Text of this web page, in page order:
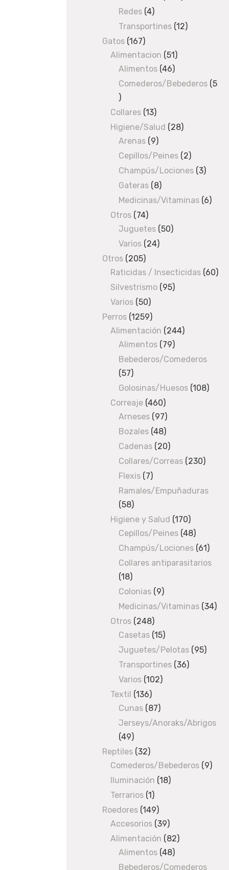
o
r
t
a
a
s
t
o
n
n
a
l
t
o
0
,
4
1
€
T
S
T
K
s
r
í
u
e
t
e
Redes 44
products
Transportines 1212
Gatos 167167
products
Alimentacion 5151
Alimentos 4646
products
Comederos/Bebederos 5
5
products
Collares 1313
products
Higiene/Salud 2828
Arenas 99
products
Cepillos/Peines 22
products
Champús/Lociones 33
Gateras 88
products
Medicinas/Vitaminas 66
Otros 7474
products
Juguetes 5050
Varios 2424
Otros 205205
products
Raticidas / Insecticidas 6060
Silvestrismo 9595
Varios 5050
products
Perros 12591259
products
Alimentación 244244
Alimentos 7979
products
Bebederos/Comederos
5757
products
Golosinas/Huesos 108108
Correaje 460460
products
Arneses 9797
products
Bozales 4848
products
Cadenas 2020
products
Collares/Correas 230230
Flexis 77
products
Ramales/Empuñaduras
5858
products
Higiene y Salud 170170
products
Cepillos/Peines 4848
products
Champús/Lociones 6161
Collares antiparasitarios
1818
products
Colonias 99
products
Medicinas/Vitaminas 3434
Otros 248248
products
Casetas 1515
products
Juguetes/Pelotas 9595
Transportines 3636
Varios 102102
Textil 136136
products
Cunas 8787
products
Jerseys/Anoraks/Abrigos
4949
products
Reptiles 3232
products
Comederos/Bebederos 99
Iluminación 1818
Terrarios 11
product
Roedores 149149
products
Accesorios 3939
products
Alimentación 8282
Alimentos 4848
products
Bebederos/Comederos